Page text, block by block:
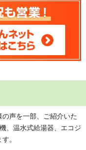
声を一部、ご紹介いた
、温水式給湯器、エコジ
。